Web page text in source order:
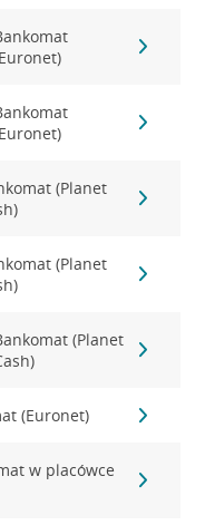
(Planet
(Planet
(Planet
(Euronet)
w placówce